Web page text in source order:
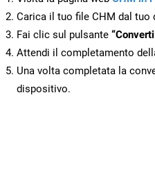
Carica il tuo file CHM dal tuo
Fai clic sul pulsante
Attendi il completamento
Una volta completata la
dispositivo.